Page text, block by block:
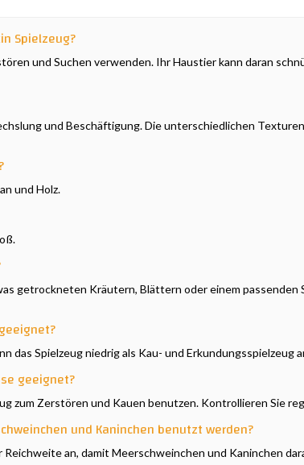
Spielzeug?
und Suchen verwenden. Ihr Haustier kann daran
und Beschäftigung. Die unterschiedlichen
und Holz.
getrockneten Kräutern, Blättern oder einem passenden
das Spielzeug niedrig als Kau- und Erkundungsspielzeug
geeignet?
zum Zerstören und Kauen benutzen. Kontrollieren Sie
und Kaninchen benutzt werden?
Reichweite an, damit Meerschweinchen und Kaninchen